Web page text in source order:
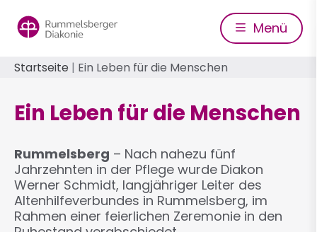
zum
Inhalt
Menü
Pfadnavigation
Startseite Ein Leben für die Menschen
Ein Leben für die Menschen
Rummelsberg – Nach nahezu fünf
Jahrzehnten in der Pflege wurde Diakon
Werner Schmidt, langjähriger Leiter des
Altenhilfeverbundes in Rummelsberg, im
Rahmen einer feierlichen Zeremonie in den